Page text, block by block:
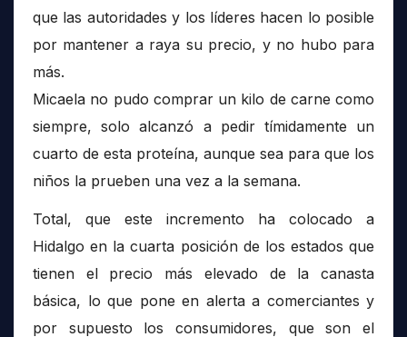
que las autoridades y los líderes hacen lo posible
por mantener a raya su precio, y no hubo para
más.
Micaela no pudo comprar un kilo de carne como
siempre, solo alcanzó a pedir tímidamente un
cuarto de esta proteína, aunque sea para que los
niños la prueben una vez a la semana.
Total, que este incremento ha colocado a
Hidalgo en la cuarta posición de los estados que
tienen el precio más elevado de la canasta
básica, lo que pone en alerta a comerciantes y
por supuesto los consumidores, que son el